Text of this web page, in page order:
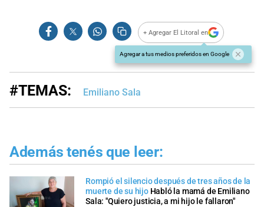
+ Agregar El Litoral en
Agregar a tus medios preferidos en Google
#TEMAS: Emiliano Sala
Además tenés que leer:
Rompió el silencio después de tres años de la
muerte de su hijo Habló la mamá de Emiliano
Sala: "Quiero justicia, a mi hijo le fallaron"